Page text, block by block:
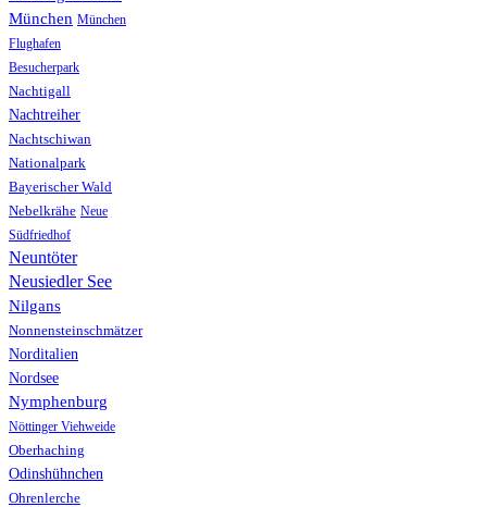
München München
Flughafen
Besucherpark
Nachtigall
Nachtreiher
Nachtschiwan
Nationalpark
Bayerischer Wald
Nebelkrähe Neue
Südfriedhof
Neuntöter
Neusiedler See
Nilgans
Nonnensteinschmätzer
Norditalien
Nordsee
Nymphenburg
Nöttinger Viehweide
Oberhaching
Odinshühnchen
Ohrenlerche